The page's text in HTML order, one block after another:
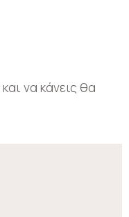
να κάνεις θα